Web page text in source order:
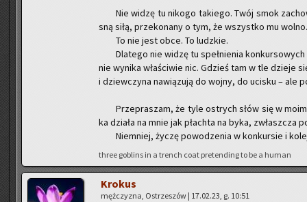
Nie widzę tu ni­ko­go ta­kie­go. Twój smok
sną siłą, prze­ko­na­ny o tym, że wszyst­ko mu wolno.
To nie jest obce. To ludz­kie.
Dla­te­go nie widzę tu speł­nie­nia
nie wy­ni­ka wła­ści­wie nic. Gdzieś tam w tle dzie­je
i dziew­czy­na na­wią­zu­ją do wojny, do uci­sku – ale
Prze­pra­szam, że tyle ostrych słów się w
ka dzia­ła na mnie jak płach­ta na byka, zwłasz­cza
Nie­mniej, życzę po­wo­dze­nia w kon­kur­sie i
three go­blins in a trench coat pre­ten­ding to be a human
Kro­kus
męż­czy­zna, Ostrze­szów | 17.02.23, g. 10:51